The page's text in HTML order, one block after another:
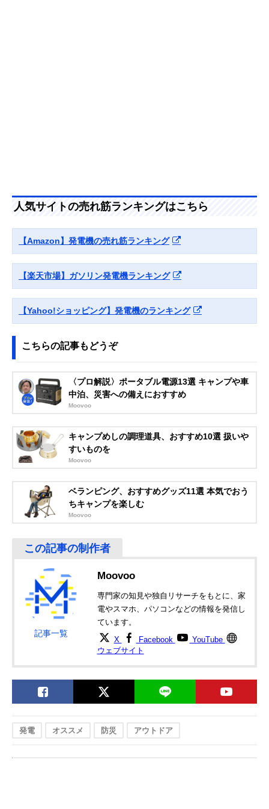
ンバーター発電機
GV-29i
型タイヤとハンド
ル付き
Honda(ホンダ) エ
ネポ EU9iGB
取り扱いが容易な
カセットボンベ発
インバーター
Amazonで見る
(Nakatomi) カセッ
トボンベ式インバ
ーター発電機
EIGG-600D
したカセットボン
ベ式
人気サイトの売れ筋ランキングはこちら
【Amazon】発電機の売れ筋ランキング
【楽天市場】ガソリン発電機ランキング
【Yahoo!ショッピング】発電機のランキング
こちらの記事もどうぞ
〈プロ解説〉ポータブル電源13選 キャンプや車
中泊、災害への備えにおすすめ
Moovoo
キャンプめしの調理道具、おすすめ10選 扱いや
すいものを
Moovoo
ベランピング、おすすめグッズ11選 本気でおう
ちキャンプを楽しむ
Moovoo
記事一覧
Moovoo
専門家の知見や独自リサーチをもとに、家
電やスマホ、パソコンなどの情報を発信し
ています。
X Facebook
YouTube
ウェブサイト
発電 オススメ 防災 アウトドア